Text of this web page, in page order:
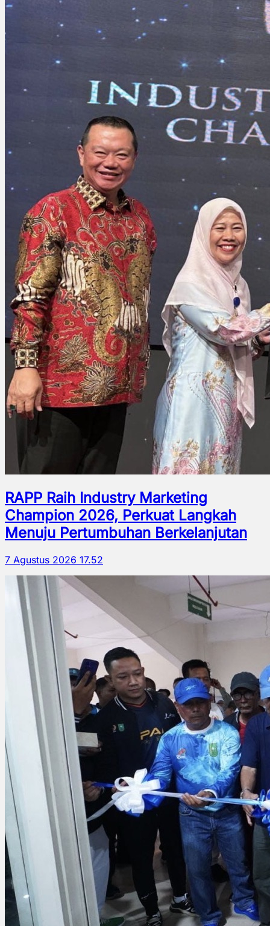
RAPP Raih Industry Marketing
Champion 2026, Perkuat Langkah
Menuju Pertumbuhan Berkelanjutan
7 Agustus 2026 17.52